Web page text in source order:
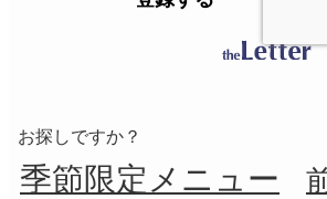
お探しですか？
季節限定メニュー